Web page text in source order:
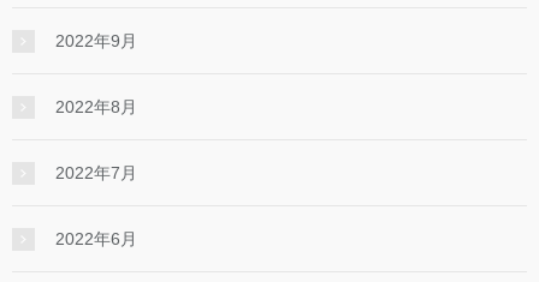
2022年9月
2022年8月
2022年7月
2022年6月